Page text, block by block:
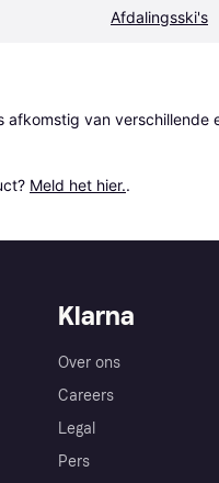
Afdalingsski's
afkomstig van verschillende
Meld het hier..
Klarna
Over ons
Careers
Legal
Pers